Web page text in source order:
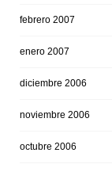
febrero 2007
enero 2007
diciembre 2006
noviembre 2006
octubre 2006